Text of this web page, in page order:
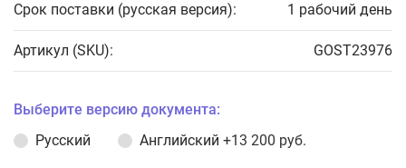
Срок поставки (русская версия): 1 рабочий день
Артикул (SKU): GOST23976
Выберите версию документа:
Русский
Английский +13 200 руб.